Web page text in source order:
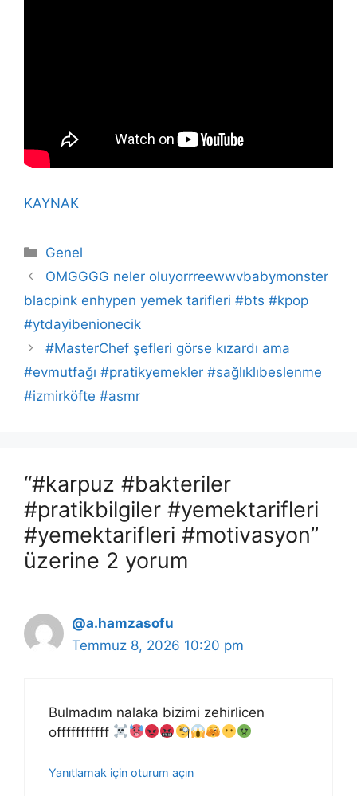
KAYNAK
Kategoriler
Genel
OMGGGG neler oluyorrreewwvbabymonster
blacpink enhypen yemek tarifleri #bts #kpop
#ytdayibenionecik
#MasterChef şefleri görse kızardı ama
#evmutfağı #pratikyemekler #sağlıklıbeslenme
#izmirköfte #asmr
“#karpuz #bakteriler
#pratikbilgiler #yemektarifleri
#yemektarifleri #motivasyon”
üzerine 2 yorum
@a.hamzasofu
Temmuz 8, 2026 10:20 pm
Bulmadım nalaka bizimi zehirlicen
offfffffffff
Yanıtlamak için oturum açın